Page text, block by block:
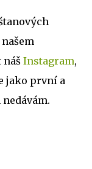
náš Instagram,
jako první a